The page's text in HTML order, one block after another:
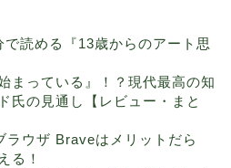
読める『13歳からのアート思
まっている』！？現代最高の知
氏の見通し【レビュー・まと
ラウザ Braveはメリットだら
る！